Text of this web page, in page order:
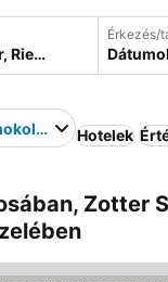
Érkezés/
Hotelek
Zotter